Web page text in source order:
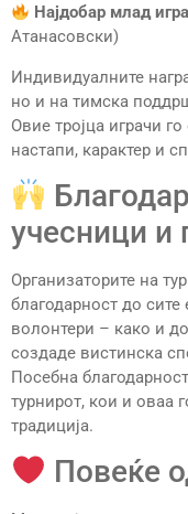
Најдобар млад
Атанасовски)
Индивидуалните
но и на тимска
Овие тројца играчи
настапи, карактер и
учесници и
Организаторите на
благодарност до
волонтери – како и до
создаде вистинска
Посебна
турнирот, кои и оваа
традиција.
Повеќе